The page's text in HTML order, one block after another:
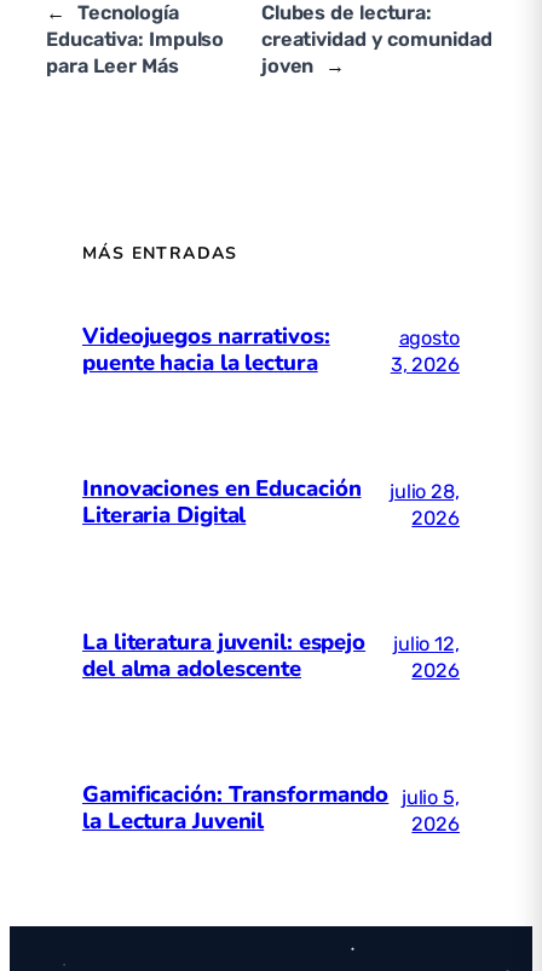
←
Tecnología
Educativa: Impulso
para Leer Más
Clubes de lectura:
creatividad y comunidad
joven
→
MÁS ENTRADAS
Videojuegos narrativos:
puente hacia la lectura
agosto
3, 2026
Innovaciones en Educación
Literaria Digital
julio 28,
2026
La literatura juvenil: espejo
del alma adolescente
julio 12,
2026
Gamificación: Transformando
la Lectura Juvenil
julio 5,
2026